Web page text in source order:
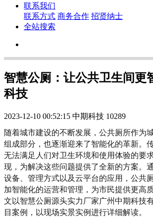
联系我们
联系方式 商务合作 招贤纳士
全站搜索
智慧公厕：让公共卫生间更
科技
2023-12-10 00:52:15 中期科技 10289
随着城市建设的不断发展，公共厕所作为
组成部分，也逐渐迎来了智能化的革新。
无法满足人们对卫生环境和使用体验的要
现，为解决这些问题提供了全新的方案。
设备、管理方式以及云平台的应用，公共
加智能化的运营和管理，为市民提供更高
文以智慧公厕源头实力厂家广州中期科技
目案例，以现场实景实例进行详细解读。